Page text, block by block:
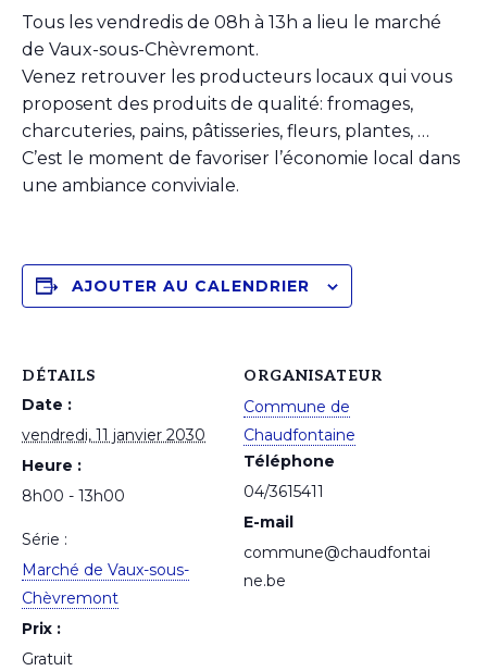
Tous les vendredis de 08h à 13h a lieu le marché
de Vaux-sous-Chèvremont.
Venez retrouver les producteurs locaux qui vous
proposent des produits de qualité: fromages,
charcuteries, pains, pâtisseries, fleurs, plantes, …
C’est le moment de favoriser l’économie local dans
une ambiance conviviale.
AJOUTER AU CALENDRIER
DÉTAILS
Date :
vendredi, 11 janvier 2030
Heure :
8h00 - 13h00
Série :
Marché de Vaux-sous-
Chèvremont
Prix :
Gratuit
ORGANISATEUR
Commune de
Chaudfontaine
Téléphone
04/3615411
E-mail
commune@chaudfontai
ne.be